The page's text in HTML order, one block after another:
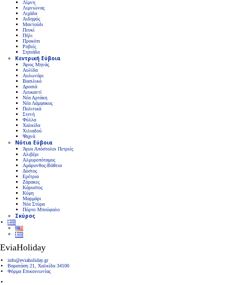
Λίμνη
Λιμνιώνας
Λιχάδα
Αιδηψός
Μαντούδι
Πευκί
Πήλι
Προκόπι
Ροβιές
Σηπιάδα
Κεντρική Εύβοια
Άγιος Μηνάς
Αυλίδα
Αυλωνάρι
Βασιλικό
Δροσιά
Λευκαντί
Νέα Αρτάκη
Νέα Λάμψακος
Πολιτικά
Στενή
Φύλλα
Χαλκίδα
Χιλιαδού
Ψαχνά
Νότια Εύβοια
Άγιοι Απόστολοι Πετριές
Αλιβέρι
Αλμυροπόταμος
Αμάρυνθος-Βάθεια
Δύστος
Ερέτρια
Ζάρακες
Κάρυστος
Κύμη
Μαρμάρι
Νέα Στύρα
Πόρτο Μπούφαλο
Σκύρος
EviaHoliday
info@eviaholiday.gr
Βαρατάση 21, Χαλκίδα 34100
Φόρμα Επικοινωνίας